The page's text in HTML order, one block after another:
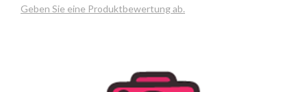
Geben Sie eine Produktbewertung ab.